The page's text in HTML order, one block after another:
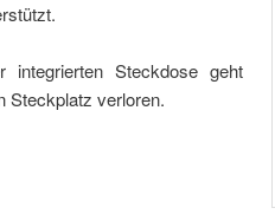
integrierten Steckdose geht
Steckplatz verloren.